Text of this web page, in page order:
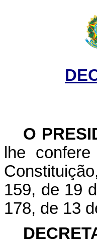
O
lhe
159, de 19
178, de 13